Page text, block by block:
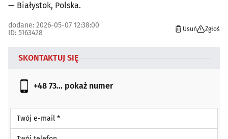
— Białystok, Polska.
dodane: 2026-05-07 12:38:00
ID: 5163428
Usuń Zgłoś
SKONTAKTUJ SIĘ
+48 73... pokaż numer
Twój e-mail *
Twój telefon